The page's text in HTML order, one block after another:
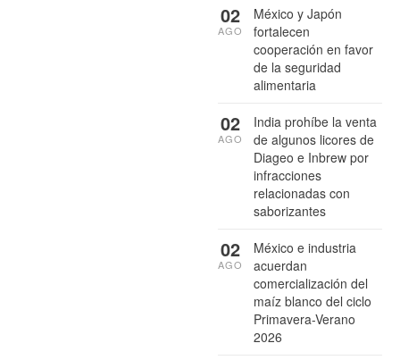
México y Japón
fortalecen
cooperación en favor
de la seguridad
alimentaria
02
AGO
India prohíbe la venta
de algunos licores de
Diageo e Inbrew por
infracciones
relacionadas con
saborizantes
02
AGO
México e industria
acuerdan
comercialización del
maíz blanco del ciclo
Primavera-Verano
2026
02
AGO